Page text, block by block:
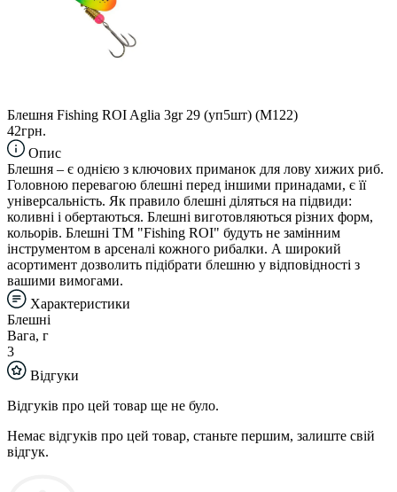
Блешня Fishing ROI Aglia 3gr 29 (уп5шт) (M122)
42грн.
Опис
Блешня – є однією з ключових приманок для лову хижих риб.
Головною перевагою блешні перед іншими принадами, є її
універсальність. Як правило блешні діляться на підвиди:
коливні і обертаються. Блешні виготовляються різних форм,
кольорів. Блешні TM "Fishing ROI" будуть не замінним
інструментом в арсеналі кожного рибалки. А широкий
асортимент дозволить підібрати блешню у відповідності з
вашими вимогами.
Характеристики
Блешні
Вага, г
3
Відгуки
Відгуків про цей товар ще не було.
Немає відгуків про цей товар, станьте першим, залиште свій
відгук.